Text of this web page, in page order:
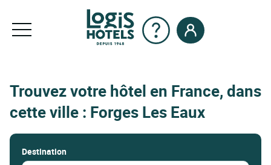
Trouvez votre hôtel en France, dans
cette ville : Forges Les Eaux
Destination